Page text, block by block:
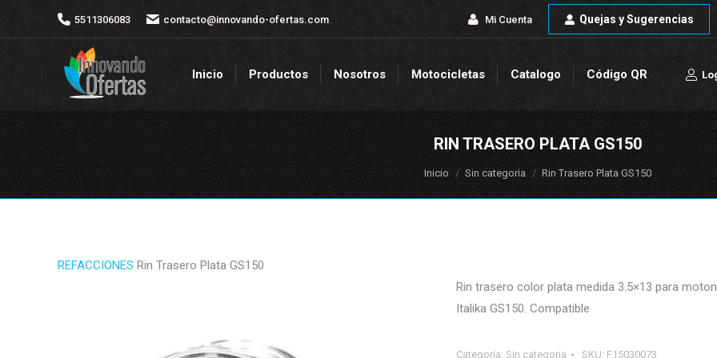
5511306083 contacto@innovando-ofertas.com Mi Cuenta Quejas y Sugerencias
Inicio Productos Nosotros Motocicletas Catalogo Código QR
RIN TRASERO PLATA GS150
Estás aquí:
Inicio Sin categoria Rin Trasero Plata GS150
REFACCIONES Rin Trasero Plata GS150
Rin trasero color plata medida 3.5×13 para
Italika GS150. Compatible
Categoría: Sin categoria SKU: F15030073
5511306083 contacto@innovando-ofertas.com Mi Cuenta Quejas y Sugerencias
Inicio Productos Nosotros Motocicletas Catalogo Código QR